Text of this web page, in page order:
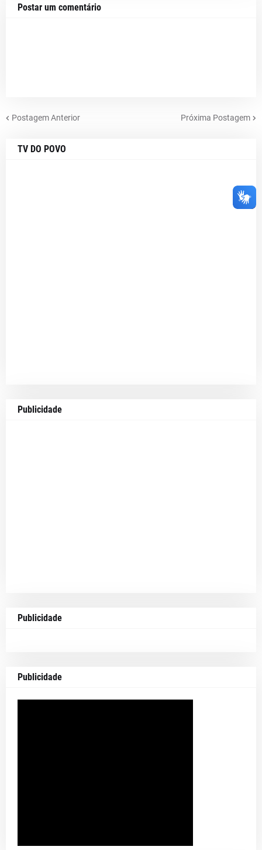
Postar um comentário
Postagem Anterior Próxima Postagem
TV DO POVO
Publicidade
Publicidade
Publicidade